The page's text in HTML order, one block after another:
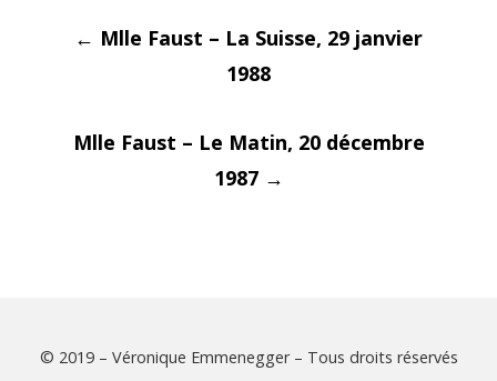
Post
← Mlle Faust – La Suisse, 29 janvier
1988
Mlle Faust – Le Matin, 20 décembre
1987 →
© 2019 – Véronique Emmenegger – Tous droits réservés